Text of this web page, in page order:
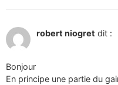
robert niogret dit :
Bonjour
En principe une partie du